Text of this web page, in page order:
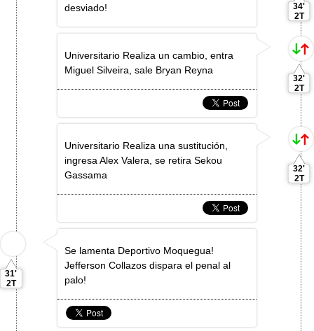
desviado!
34'
2T
Universitario Realiza un cambio, entra
Miguel Silveira, sale Bryan Reyna
32'
2T
Universitario Realiza una sustitución,
ingresa Alex Valera, se retira Sekou
Gassama
32'
2T
31'
2T
Se lamenta Deportivo Moquegua!
Jefferson Collazos dispara el penal al
palo!